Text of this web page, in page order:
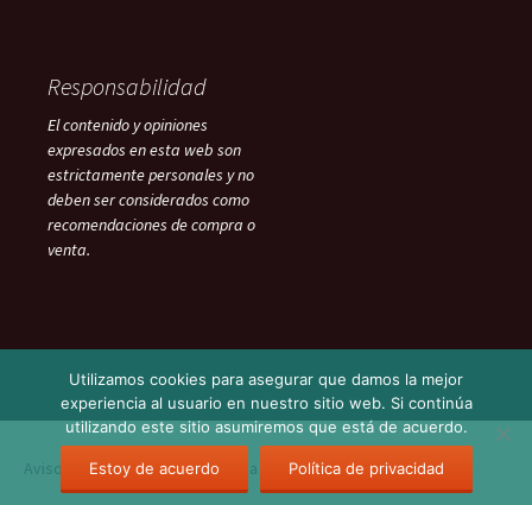
Responsabilidad
El contenido y opiniones
expresados en esta web son
estrictamente personales y no
deben ser considerados como
recomendaciones de compra o
venta.
Aviso Legal Funciona gracias a WordPress
Utilizamos cookies para asegurar que damos la mejor
experiencia al usuario en nuestro sitio web. Si continúa
utilizando este sitio asumiremos que está de acuerdo.
Estoy de acuerdo Política de privacidad